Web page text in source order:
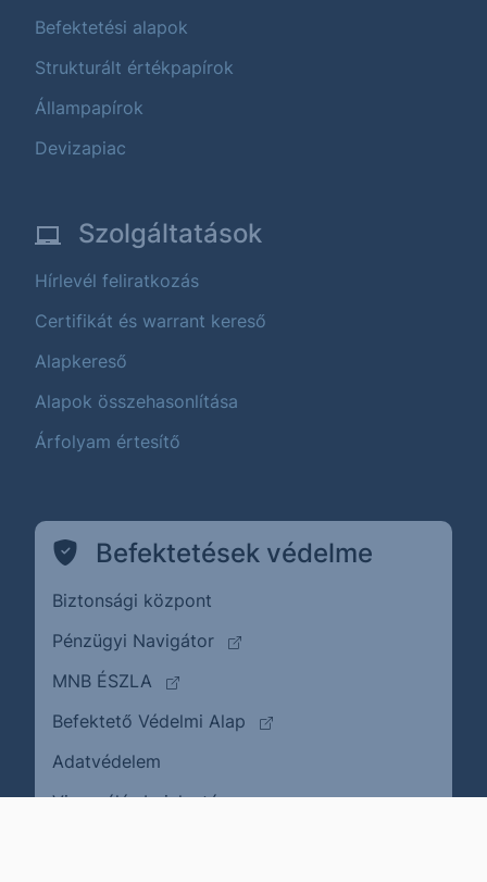
Befektetési alapok
Strukturált értékpapírok
Állampapírok
Devizapiac
Szolgáltatások
Hírlevél feliratkozás
Certifikát és warrant kereső
Alapkereső
Alapok összehasonlítása
Árfolyam értesítő
Befektetések védelme
Biztonsági központ
Pénzügyi Navigátor
(külső oldalra ugrik)
MNB ÉSZLA
(külső oldalra ugrik)
Befektető Védelmi Alap
(külső oldalra ugrik)
Adatvédelem
Visszaélés bejelentése(külső oldalra ugrik)